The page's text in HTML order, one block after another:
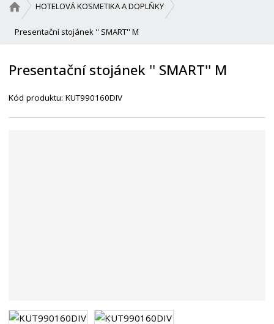
a
v
o
í
t
HOTELOVÁ KOSMETIKA A DOPLŇKY
Presentační stojánek '' SMART'' M
Presentační stojánek '' SMART'' M
Kód produktu:KUT990160DIV